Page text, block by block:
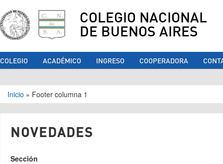
COLEGIO NACIONAL
DE BUENOS AIRES
COLEGIO ACADÉMICO INGRESO COOPERADORA
Se encuentra usted aquí
Inicio » Footer columna 1
NOVEDADES
Sección